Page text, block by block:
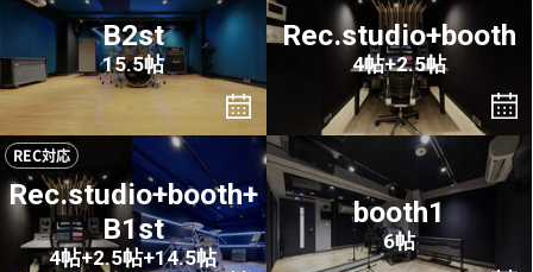
B2st
15.5帖
Rec.studio+booth
4帖+2.5帖
REC対応
Rec.studio+booth+
B1st
4帖+2.5帖+14.5帖
booth1
6帖